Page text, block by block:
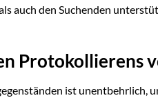
auch den Suchenden
Protokollierens
ist unentbehrlich,